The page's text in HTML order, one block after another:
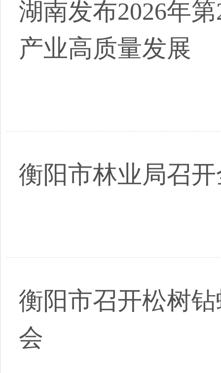
湖南发布2026年
产业高质量发展
衡阳市林业局召
衡阳市召开松树
会